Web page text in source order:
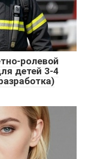
ролевой
детей 3-4